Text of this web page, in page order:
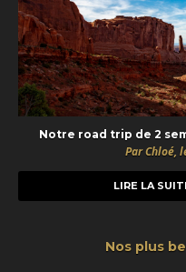
Notre road trip de 2
Par Chloé,
LIRE LA
Nos plus